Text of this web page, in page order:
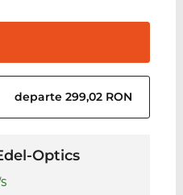
departe 299,02 RON
Optics